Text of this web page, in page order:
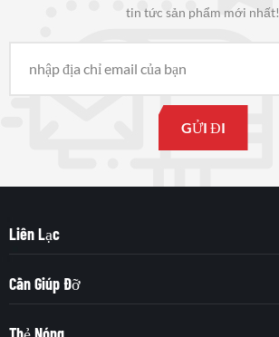
tin tức sản phẩm mới nhất!
Liên Lạc
Cần Giúp Đỡ